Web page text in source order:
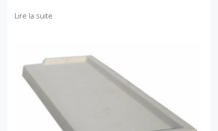
Lire la suite